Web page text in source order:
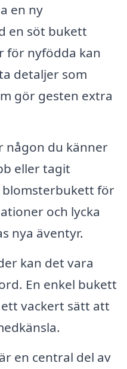
en ny
en söt bukett
för nyfödda kan
detaljer som
gör gesten extra
någon du känner
eller tagit
blomsterbukett för
och lycka
nya äventyr.
kan det vara
En enkel bukett
vackert sätt att
en central del av